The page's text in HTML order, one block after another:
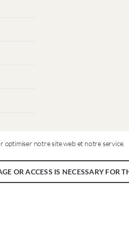
optimiser notre site web et notre service.
OR ACCESS IS NECESSARY FOR